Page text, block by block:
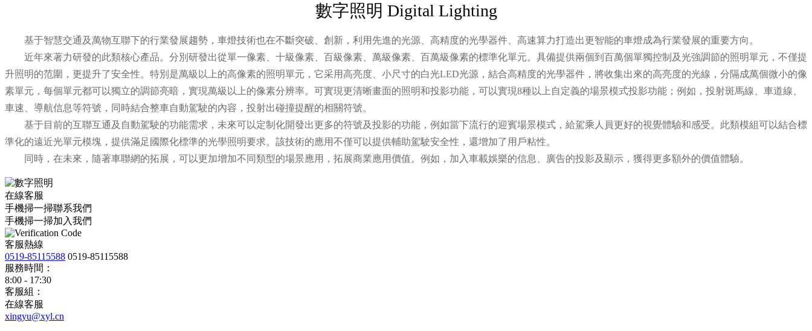
數字照明 Digital Lighting
基于智慧交通及萬物互聯下的行業發展趨勢，車燈技術也在不斷突破、創新，利用先進的光源、高精度的光學器件、高速算力打造出更智能的車燈成為行業發展的重要方向。
近年來著力研發的此類核心產品。分別研發出從單一像素、十級像素、百級像素、萬級像素、百萬級像素的標準化單元。具備提供兩個到百萬個單獨控制及光強調節的照明單元，不僅提
升照明的范圍，更提升了安全性。特別是萬級以上的高像素的照明單元，它采用高亮度、小尺寸的白光LED光源，結合高精度的光學器件，將收集出來的高亮度的光線，分隔成萬個微小的像
素單元，每個單元都可以獨立的調節亮暗，實現萬級以上的像素分辨率。可實現更清晰畫面的照明和投影功能，可以實現8種以上自定義的場景模式投影功能；例如，投射斑馬線、車道線、
車速、導航信息等符號，同時結合整車自動駕駛的內容，投射出碰撞提醒的相關符號。
基于目前的互聯互通及自動駕駛的功能需求，未來可以定制化開發出更多的符號及投影的功能，例如當下流行的迎賓場景模式，給駕乘人員更好的視覺體驗和感受。此類模組可以結合標
準化的遠近光單元模塊，提供滿足國際化標準的光學照明要求。該技術的應用不僅可以提供輔助駕駛安全性，還增加了用戶粘性。
同時，在未來，隨著車聯網的拓展，可以更加增加不同類型的場景應用，拓展商業應用價值。例如，加入車載娛樂的信息、廣告的投影及顯示，獲得更多額外的價值體驗。
在線客服
手機掃一掃聯系我們
手機掃一掃加入我們
客服熱線
0519-85115588 0519-85115588
服務時間：
8:00 - 17:30
客服組：
在線客服
xingyu@xyl.cn